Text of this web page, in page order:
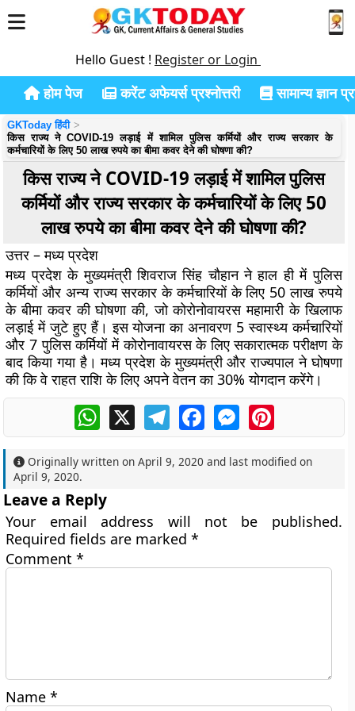
Hello Guest ! Register or Login
होम पेज करेंट अफेयर्स प्रश्नोत्तरी सामान्य ज्ञान
GKToday हिंदी
किस राज्य ने COVID-19 लड़ाई में शामिल पुलिस कर्मियों और राज्य सरकार के
कर्मचारियों के लिए 50 लाख रुपये का बीमा कवर देने की घोषणा की?
किस राज्य ने COVID-19 लड़ाई में शामिल पुलिस
कर्मियों और राज्य सरकार के कर्मचारियों के लिए 50
लाख रुपये का बीमा कवर देने की घोषणा की?
उत्तर – मध्य प्रदेश
मध्य प्रदेश के मुख्यमंत्री शिवराज सिंह चौहान ने हाल ही में पुलिस
कर्मियों और अन्य राज्य सरकार के कर्मचारियों के लिए 50 लाख रुपये
के बीमा कवर की घोषणा की, जो कोरोनोवायरस महामारी के खिलाफ
लड़ाई में जुटे हुए हैं। इस योजना का अनावरण 5 स्वास्थ्य कर्मचारियों
और 7 पुलिस कर्मियों में कोरोनावायरस के लिए सकारात्मक परीक्षण के
बाद किया गया है। मध्य प्रदेश के मुख्यमंत्री और राज्यपाल ने घोषणा
की कि वे राहत राशि के लिए अपने वेतन का 30% योगदान करेंगे।
WhatsApp
X TelegramFacebookMessengerPinterest
Originally written onApril 9, 2020 and last modified on
April 9, 2020.
Leave a Reply
Your email address will not be published.
Required fields are marked*
Comment*
Name*